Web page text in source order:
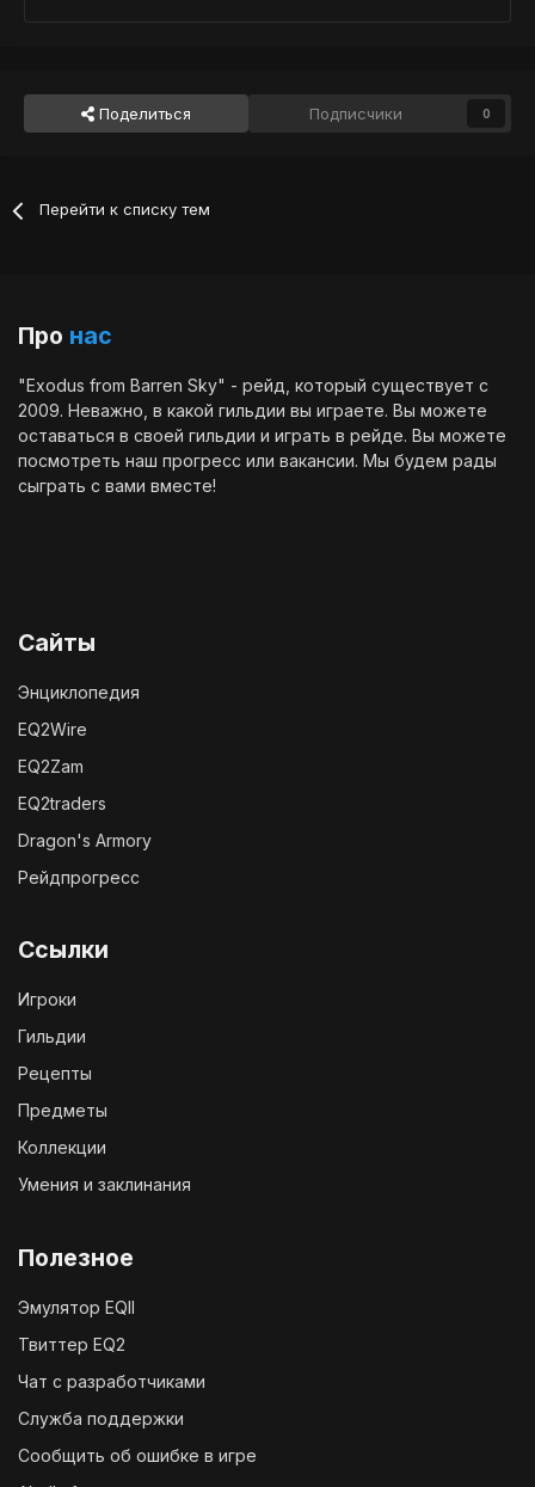
Поделиться Подписчики 0
Перейти к списку тем
Про нас
"Exodus from Barren Sky" - рейд, который существует с
2009. Неважно, в какой гильдии вы играете. Вы можете
оставаться в своей гильдии и играть в рейде. Вы можете
посмотреть наш прогресс или вакансии. Мы будем рады
сыграть с вами вместе!
Сайты
Энциклопедия
EQ2Wire
EQ2Zam
EQ2traders
Dragon's Armory
Рейдпрогресс
Ссылки
Игроки
Гильдии
Рецепты
Предметы
Коллекции
Умения и заклинания
Полезное
Эмулятор EQII
Твиттер EQ2
Чат с разработчиками
Служба поддержки
Сообщить об ошибке в игре